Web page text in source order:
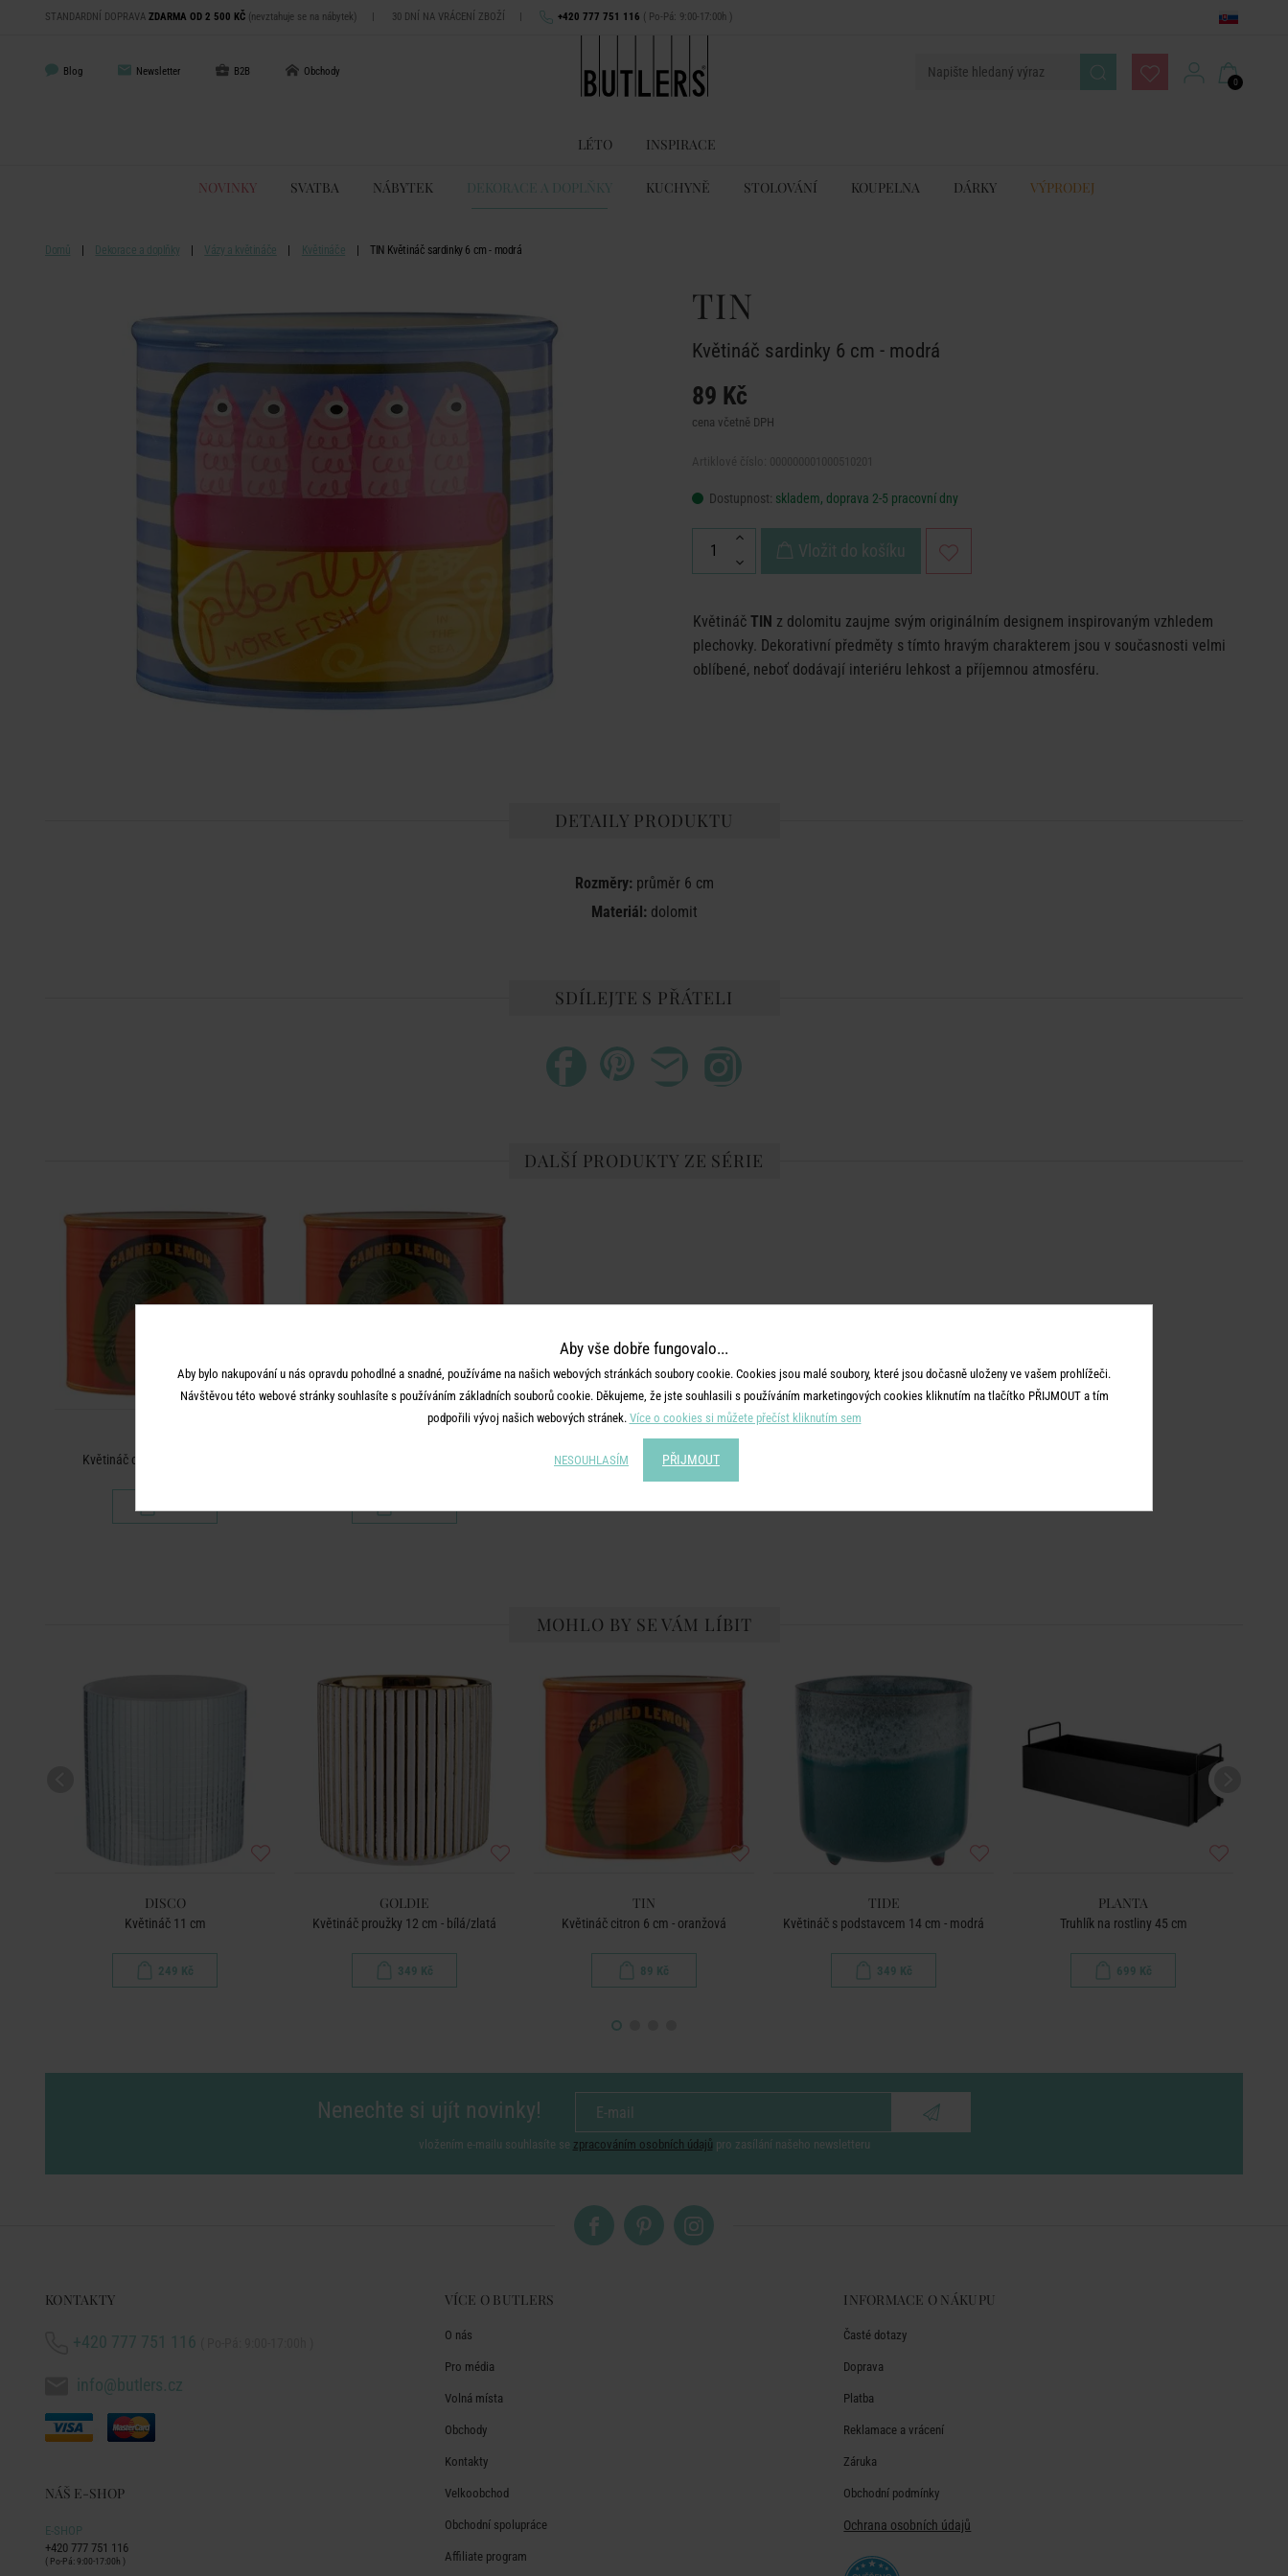
STANDARDNÍ DOPRAVA ZDARMA OD 2 500 KČ (nevztahuje se na nábytek) | 30 DNÍ NA VRÁCENÍ ZBOŽÍ | +420 777 751 116 ( Po-Pá: 9:00-17:00h )
Blog Newsletter B2B Obchody
0
LÉTO INSPIRACE
NOVINKY SVATBA NÁBYTEK DEKORACE A DOPLŇKY KUCHYNĚ STOLOVÁNÍ KOUPELNA DÁRKY VÝPRODEJ
Domů Dekorace a doplňky Vázy a květináče Květináče TIN Květináč sardinky 6 cm - modrá
TIN
Květináč sardinky 6 cm - modrá
89 Kč
cena včetně DPH
Dostupnost: skladem, doprava 2-5 pracovní dny
Vložit do košíku
Květináč TIN z dolomitu zaujme svým originálním designem inspirovaným vzhledem
plechovky. Dekorativní předměty s tímto hravým charakterem jsou v současnosti velmi
oblíbené, neboť dodávají interiéru lehkost a příjemnou atmosféru.
DETAILY PRODUKTU
Rozměry:průměr 6 cm
Materiál:dolomit
SDÍLEJTE S PŘÁTELI
DALŠÍ PRODUKTY ZE SÉRIE
Květináč citron 6 cm - oranžová
89 Kč 149 Kč
MOHLO BY SE VÁM LÍBIT
DISCO
Květináč 11 cm
249 Kč
GOLDIE
Květináč proužky 12 cm - bílá/zlatá
349 Kč
TIN
Květináč citron 6 cm - oranžová
89 Kč
TIDE
Květináč s podstavcem 14 cm - modrá
349 Kč
PLANTA
Truhlík na rostliny 45 cm
699 Kč
Nenechte si ujít novinky!
vložením e-mailu souhlasíte se zpracováním osobních údajů pro zasílání našeho newsletteru
KONTAKTY
+420 777 751 116
info@butlers.cz
NÁŠ E-SHOP
E-SHOP
+420 777 751 116
( Po-Pá: 9:00-17:00h )
VÍCE O BUTLERS
O nás
Pro média
Volná místa
Obchody
Kontakty
Velkoobchod
Obchodní spolupráce
Affiliate program
INFORMACE O NÁKUPU
Časté dotazy
Doprava
Platba
Reklamace a vrácení
Záruka
Obchodní podmínky
Ochrana osobních údajů
Aby vše dobře fungovalo...
Aby bylo nakupování u nás opravdu pohodlné a snadné, používáme na našich webových stránkách soubory cookie. Cookies jsou malé soubory, které jsou dočasně uloženy ve vašem prohlížeči.
Návštěvou této webové stránky souhlasíte s používáním základních souborů cookie. Děkujeme, že jste souhlasili s používáním marketingových cookies kliknutím na tlačítko PŘIJMOUT a tím
podpořili vývoj našich webových stránek. Více o cookies si můžete přečíst kliknutím sem
NESOUHLASÍM PŘIJMOUT